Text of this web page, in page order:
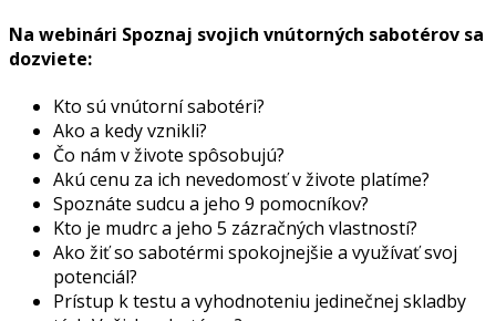
Na webinári Spoznaj svojich vnútorných sabotérov sa
dozviete:
Kto sú vnútorní sabotéri?
Ako a kedy vznikli?
Čo nám v živote spôsobujú?
Akú cenu za ich nevedomosť v živote platíme?
Spoznáte sudcu a jeho 9 pomocníkov?
Kto je mudrc a jeho 5 zázračných vlastností?
Ako žiť so sabotérmi spokojnejšie a využívať svoj
potenciál?
Prístup k testu a vyhodnoteniu jedinečnej skladby